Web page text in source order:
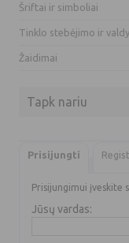
Šriftai ir simboliai
Tinklo stebėjimo ir
Žaidimai
Tapk nariu
Prisijungti
Prisijungimui įveskite
Jūsų vardas: